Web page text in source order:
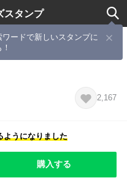
スタンプ
ワードで新しいスタンプに
ん女子消しゴムハンコ
2,167
ようになりました
購入する